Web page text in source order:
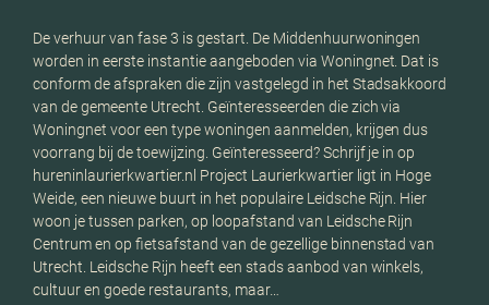
De verhuur van fase 3 is gestart. De Middenhuurwoningen
worden in eerste instantie aangeboden via Woningnet. Dat is
conform de afspraken die zijn vastgelegd in het Stadsakkoord
van de gemeente Utrecht. Geïnteresseerden die zich via
Woningnet voor een type woningen aanmelden, krijgen dus
voorrang bij de toewijzing. Geïnteresseerd? Schrijf je in op
hureninlaurierkwartier.nl Project Laurierkwartier ligt in Hoge
Weide, een nieuwe buurt in het populaire Leidsche Rijn. Hier
woon je tussen parken, op loopafstand van Leidsche Rijn
Centrum en op fietsafstand van de gezellige binnenstad van
Utrecht. Leidsche Rijn heeft een stads aanbod van winkels,
cultuur en goede restaurants, maar…